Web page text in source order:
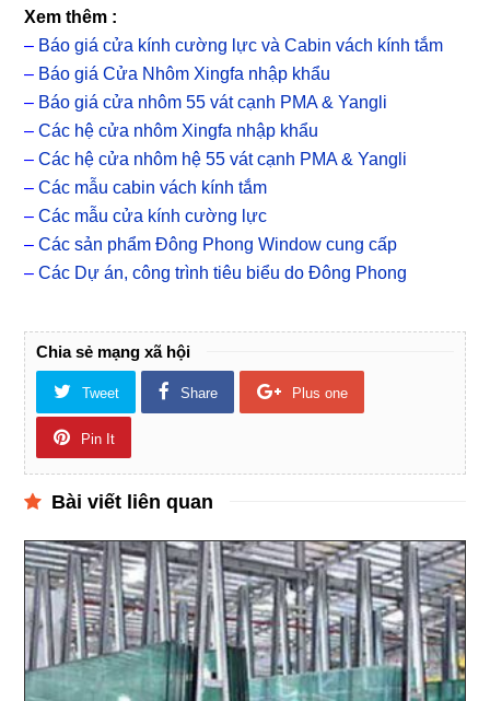
Xem thêm :
– Báo giá cửa kính cường lực và Cabin vách kính tắm
– Báo giá Cửa Nhôm Xingfa nhập khẩu
– Báo giá cửa nhôm 55 vát cạnh PMA & Yangli
–Các hệ cửa nhôm Xingfa nhập khẩu
–Các hệ cửa nhôm hệ 55 vát cạnh PMA & Yangli
–Các mẫu cabin vách kính tắm
–Các mẫu cửa kính cường lực
–Các sản phẩm Đông Phong Window cung cấp
–Các Dự án, công trình tiêu biểu do Đông Phong
Chia sẻ mạng xã hội
Tweet Share Plus one
Pin It
Bài viết liên quan